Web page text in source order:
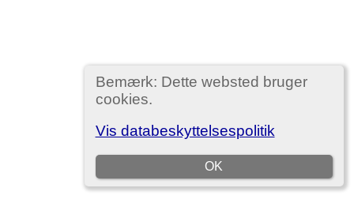
Bemærk: Dette websted bruger
cookies.
Vis databeskyttelsespolitik
OK